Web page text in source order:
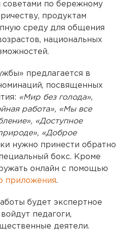
советами по бережному
продуктам
среду для общения
национальных
предлагается в
посвященных
«Мир без голода»,
работа», «Мы все
«Доступное
«Доброе
нужно принести обратно
бокс. Кроме
онлайн с помощью
приложения.
будет экспертное
педагоги,
деятели.